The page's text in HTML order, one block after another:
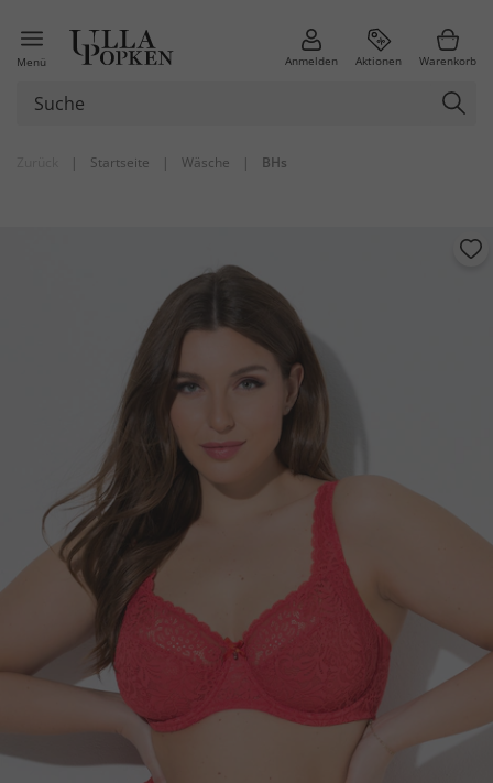
Menü Anmelden Aktionen Warenkorb
| Startseite | Wäsche | BHs